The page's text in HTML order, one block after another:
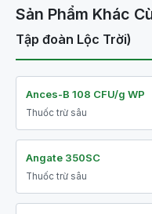
Sản Phẩm Khác
Tập đoàn Lộc Trời)
Ances-B 108 CFU/g WP
Thuốc trừ sâu
Angate 350SC
Thuốc trừ sâu